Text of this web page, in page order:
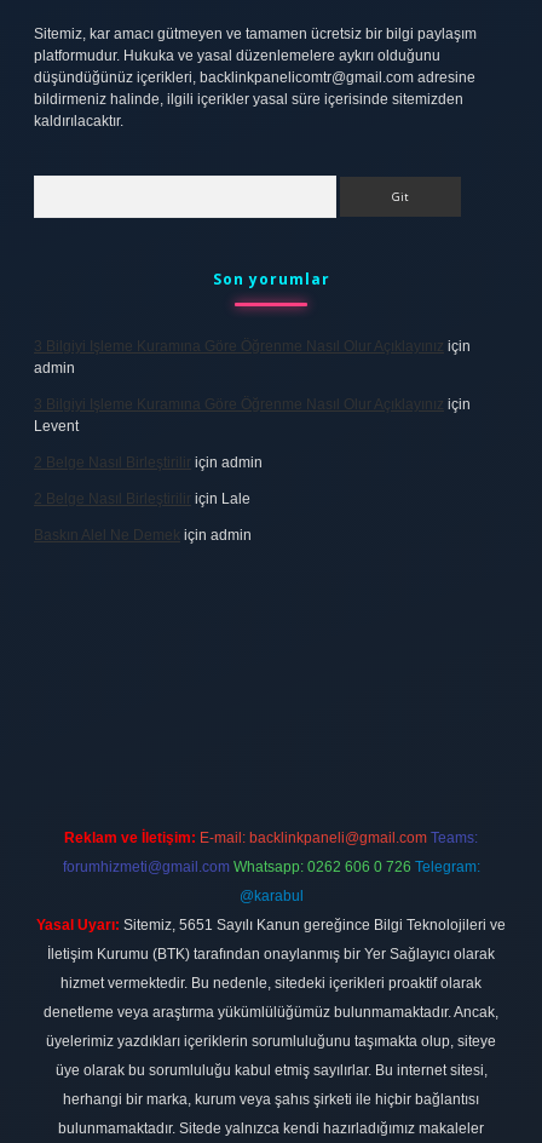
Sitemiz, kar amacı gütmeyen ve tamamen ücretsiz bir bilgi paylaşım
platformudur. Hukuka ve yasal düzenlemelere aykırı olduğunu
düşündüğünüz içerikleri, backlinkpanelicomtr@gmail.com adresine
bildirmeniz halinde, ilgili içerikler yasal süre içerisinde sitemizden
kaldırılacaktır.
Son yorumlar
3 Bilgiyi Işleme Kuramına Göre Öğrenme Nasıl Olur Açıklayınız için
admin
3 Bilgiyi Işleme Kuramına Göre Öğrenme Nasıl Olur Açıklayınız için
Levent
2 Belge Nasıl Birleştirilir için admin
2 Belge Nasıl Birleştirilir için Lale
Baskın Alel Ne Demek için admin
Reklam ve İletişim: E-mail: backlinkpaneli@gmail.com Teams:
forumhizmeti@gmail.com Whatsapp: 0262 606 0 726 Telegram:
@karabul
Yasal Uyarı: Sitemiz, 5651 Sayılı Kanun gereğince Bilgi Teknolojileri ve
İletişim Kurumu (BTK) tarafından onaylanmış bir Yer Sağlayıcı olarak
hizmet vermektedir. Bu nedenle, sitedeki içerikleri proaktif olarak
denetleme veya araştırma yükümlülüğümüz bulunmamaktadır. Ancak,
üyelerimiz yazdıkları içeriklerin sorumluluğunu taşımakta olup, siteye
üye olarak bu sorumluluğu kabul etmiş sayılırlar. Bu internet sitesi,
herhangi bir marka, kurum veya şahıs şirketi ile hiçbir bağlantısı
bulunmamaktadır. Sitede yalnızca kendi hazırladığımız makaleler